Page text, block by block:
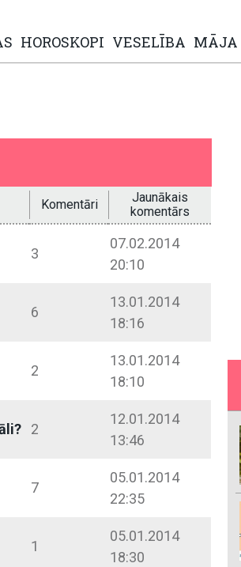
HOROSKOPI VESELĪBA MĀJA
Komentāri
Jaunākais
komentārs
3
07.02.2014
20:10
6
13.01.2014
18:16
2
13.01.2014
18:10
2
12.01.2014
13:46
7
05.01.2014
22:35
1
05.01.2014
18:30